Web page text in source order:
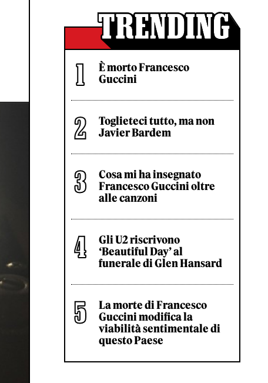
È morto Francesco
Guccini
Toglieteci tutto, ma non
Javier Bardem
Cosa mi ha insegnato
Francesco Guccini oltre
alle canzoni
Gli U2 riscrivono
‘Beautiful Day’ al
funerale di Glen Hansard
La morte di Francesco
Guccini modifica la
viabilità sentimentale di
questo Paese